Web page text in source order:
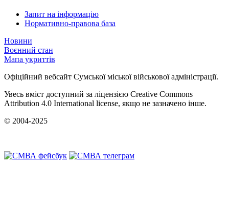
Запит на інформацію
Нормативно-правова база
Новини
Воєнний стан
Мапа укриттів
Офіційний вебсайт Сумської міської військової адміністрації.
Увесь вміст доступний за ліцензією Creative Commons
Attribution 4.0 International license, якщо не зазначено інше.
© 2004-2025